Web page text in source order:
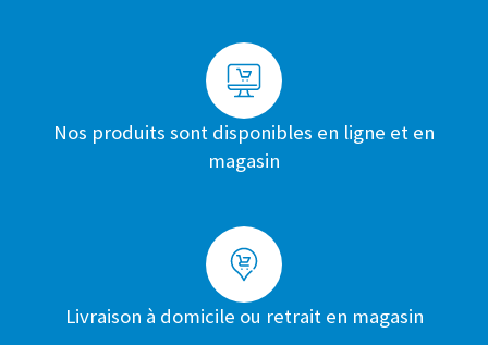
Nos produits sont disponibles en ligne et en
magasin
Livraison à domicile ou retrait en magasin